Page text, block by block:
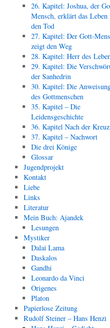
26. Kapitel: Joshua, der
Mensch, erklärt das Leben
den Tod
27. Kapitel: Der Gott-
zeigt den Weg
28. Kapitel: Herr des
29. Kapitel: Die
der Sanhedrin
30. Kapitel: Die
des Gottmenschen
35. Kapitel – Die
Leidensgeschichte
36. Kapitel Nach der
37. Kapitel – Nachwort
Die drei Könige
Glossar
Jugendprojekt
Kontakt
Liebe
Links
Literatur
Mein Buch: Ajandek
Lesungen
Mystiker
Dalai Lama
Daskalos
Gandhi
Leonardo da Vinci
Origenes
Platon
Papierlose Zeitung
Rudolf Steiner – Hans Henzi